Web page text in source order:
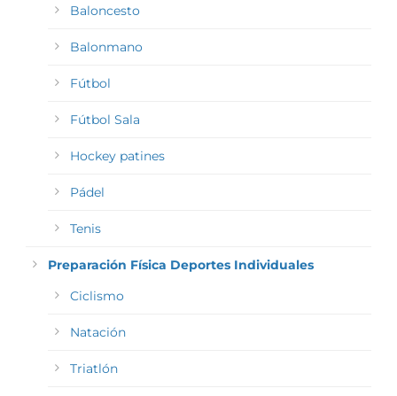
Baloncesto
Balonmano
Fútbol
Fútbol Sala
Hockey patines
Pádel
Tenis
Preparación Física Deportes Individuales
Ciclismo
Natación
Triatlón